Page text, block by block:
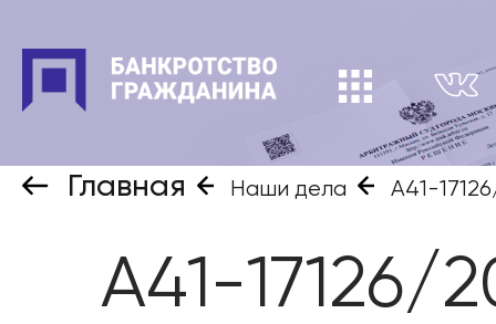
Главная Наши дела А41-
А41-17126/